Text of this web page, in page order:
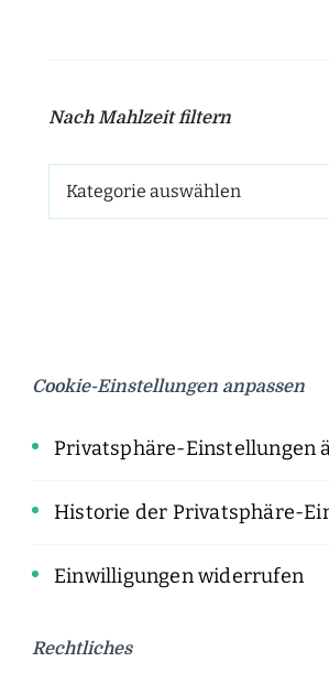
Nach Mahlzeit filtern
Cookie-Einstellungen anpassen
Privatsphäre-Einstellungen
Historie der Privatsphäre-
Einwilligungen widerrufen
Rechtliches